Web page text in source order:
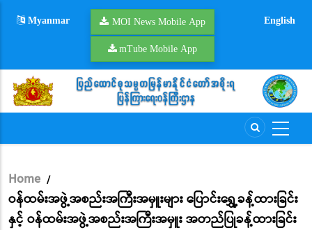
Myanmar MOI News Mobile App
mTube Mobile App
English
Breadcrumb
Home /
ဝန်ထမ်းအဖွဲ့အစည်းအကြီးအမှူးများ ပြောင်းရွှေ့ခန့်ထားခြင်း
နှင့် ဝန်ထမ်းအဖွဲ့အစည်းအကြီးအမှူး အတည်ပြုခန့်ထားခြင်း